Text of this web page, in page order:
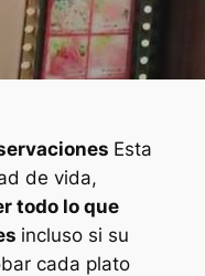
Esta
de vida,
todo lo que
incluso si su
cada plato